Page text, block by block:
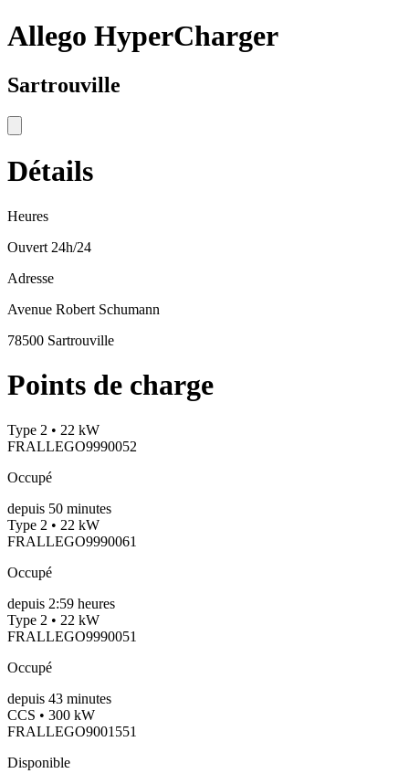
Allego HyperCharger
Sartrouville
Détails
Heures
Ouvert 24h/24
Adresse
Avenue Robert Schumann
78500 Sartrouville
Points de charge
Type 2 • 22 kW
FRALLEGO9990052
Occupé
depuis 50 minutes
Type 2 • 22 kW
FRALLEGO9990061
Occupé
depuis 2:59 heures
Type 2 • 22 kW
FRALLEGO9990051
Occupé
depuis 43 minutes
CCS • 300 kW
FRALLEGO9001551
Disponible